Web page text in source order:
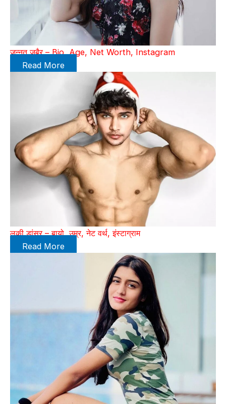
जन्नत जुबैर – Bio, Age, Net Worth, Instagram
Read More
लकी डांसर – बायो, उम्र, नेट वर्थ, इंस्टाग्राम
Read More